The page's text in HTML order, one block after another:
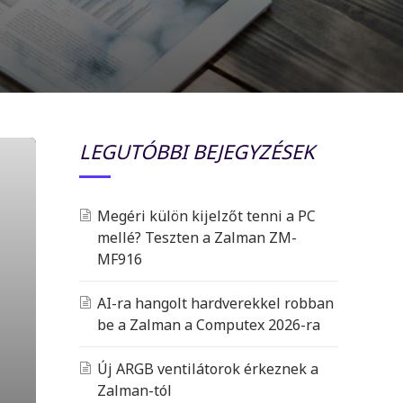
LEGUTÓBBI BEJEGYZÉSEK
Megéri külön kijelzőt tenni a PC
mellé? Teszten a Zalman ZM-
MF916
AI-ra hangolt hardverekkel robban
be a Zalman a Computex 2026-ra
Új ARGB ventilátorok érkeznek a
Zalman-tól